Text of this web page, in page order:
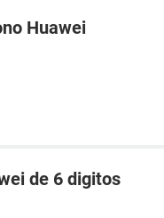
Huawei
de 6 digitos